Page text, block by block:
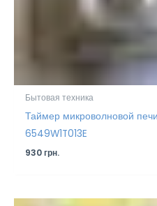
Бытовая техника
Таймер микроволновой
6549W1T013E
930грн.